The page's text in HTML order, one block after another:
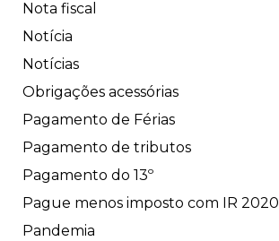
Nota fiscal
Notícia
Notícias
Obrigações acessórias
Pagamento de Férias
Pagamento de tributos
Pagamento do 13º
Pague menos imposto com IR 2020
Pandemia